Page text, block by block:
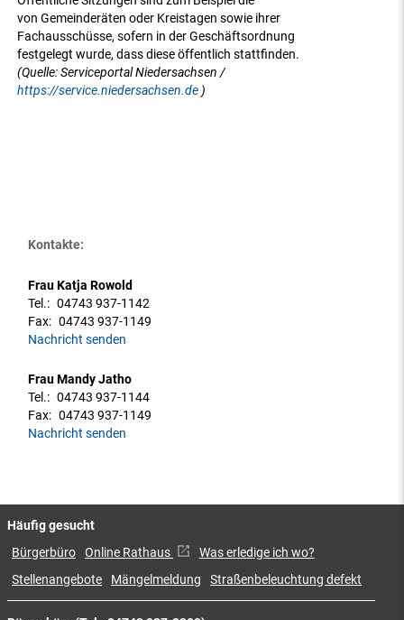
von Gemeinderäten oder Kreistagen sowie ihrer
Fachausschüsse, sofern in der Geschäftsordnung
festgelegt wurde, dass diese öffentlich stattfinden.
(Quelle: Serviceportal Niedersachsen /
https://service.niedersachsen.de )
Kontakte:
Frau Katja Rowold
Tel.: 04743 937-1142
Fax: 04743 937-1149
Nachricht senden
Frau Mandy Jatho
Tel.: 04743 937-1144
Fax: 04743 937-1149
Nachricht senden
Häufig gesucht
Bürgerbüro Online Rathaus
Was erledige ich wo?
Stellenangebote
Mängelmeldung Straßenbeleuchtung defekt